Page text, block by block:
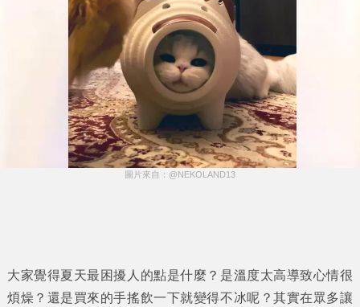
圖片來自：@NEKOLAND13
大家覺得夏天最困擾人的點是什麼？是溫度太高導致心情很
煩燥？還是買來的手搖飲一下就變得不冰呢？其實在眾多讓